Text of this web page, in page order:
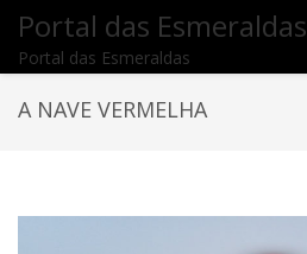
Portal das Esmeraldas
Portal das Esmeraldas
A NAVE VERMELHA